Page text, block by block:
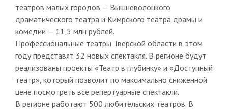
театров малых городов — Вышневолоцкого
драматического театра и Кимрского театра драмы и
комедии — 11,5 млн рублей.
Профессиональные театры Тверской области в этом
году представят 32 новых спектакля. В регионе будут
реализованы проекты «Театр в глубинку» и «Доступный
театр», который позволит по максимально сниженной
цене посмотреть все репертуарные спектакли.
В регионе работают 500 любительских театров. В